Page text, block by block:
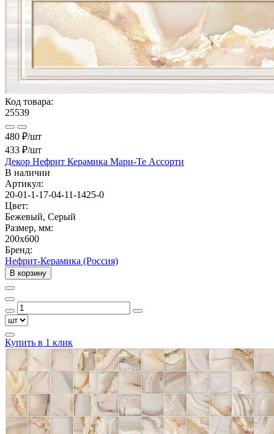
Код товара:
25539
480 ₽/шт
433 ₽/шт
Декор Нефрит Керамика Мари-Те Ассорти
В наличии
Артикул:
20-01-1-17-04-11-1425-0
Цвет:
Бежевый, Серый
Размер, мм:
200x600
Бренд:
Нефрит-Керамика (Россия)
В корзину
Купить в 1 клик